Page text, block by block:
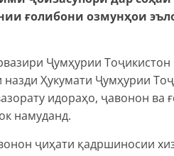
ғолибони озмунҳои
Ҷумҳурии Тоҷикистон
Ҳукумати Ҷумҳурии
идораҳо, ҷавонон ва
намуданд.
ҷиҳати қадршиносии